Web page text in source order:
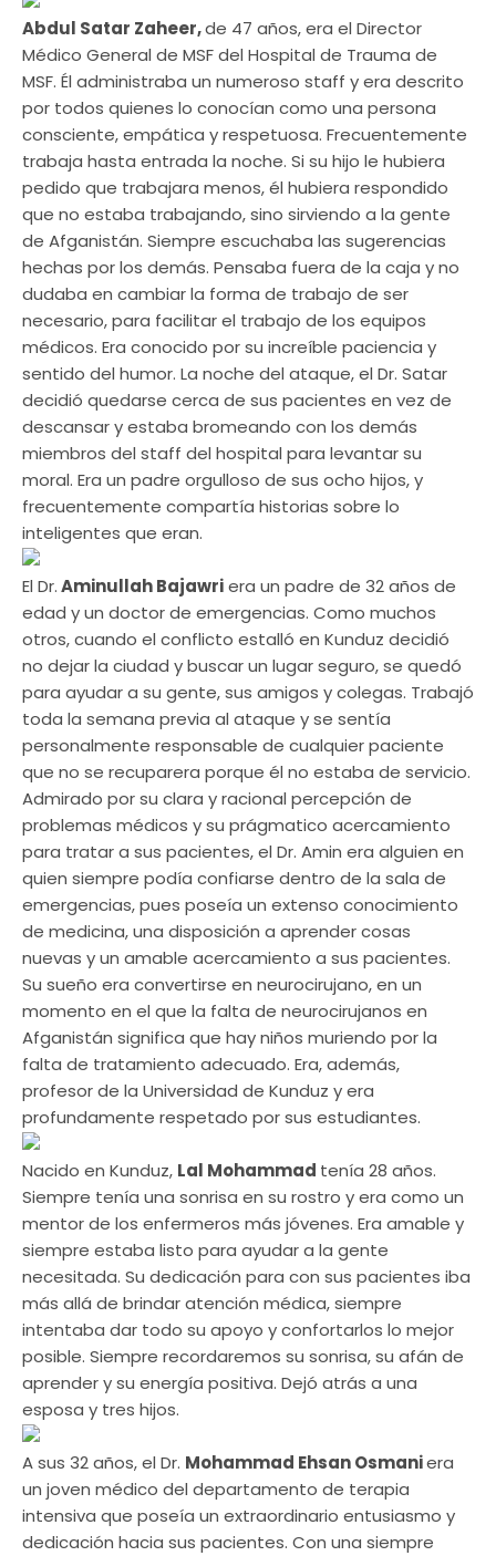
Abdul Satar Zaheer,de 47 años, era el Director
Médico General de MSF del Hospital de Trauma de
MSF. Él administraba un numeroso staff y era descrito
por todos quienes lo conocían como una persona
consciente, empática y respetuosa. Frecuentemente
trabaja hasta entrada la noche. Si su hijo le hubiera
pedido que trabajara menos, él hubiera respondido
que no estaba trabajando, sino sirviendo a la gente
de Afganistán. Siempre escuchaba las sugerencias
hechas por los demás. Pensaba fuera de la caja y no
dudaba en cambiar la forma de trabajo de ser
necesario, para facilitar el trabajo de los equipos
médicos. Era conocido por su increíble paciencia y
sentido del humor. La noche del ataque, el Dr. Satar
decidió quedarse cerca de sus pacientes en vez de
descansar y estaba bromeando con los demás
miembros del staff del hospital para levantar su
moral. Era un padre orgulloso de sus ocho hijos, y
frecuentemente compartía historias sobre lo
inteligentes que eran.
El Dr.Aminullah Bajawriera un padre de 32 años de
edad y un doctor de emergencias. Como muchos
otros, cuando el conflicto estalló en Kunduz decidió
no dejar la ciudad y buscar un lugar seguro, se quedó
para ayudar a su gente, sus amigos y colegas. Trabajó
toda la semana previa al ataque y se sentía
personalmente responsable de cualquier paciente
que no se recuparera porque él no estaba de servicio.
Admirado por su clara y racional percepción de
problemas médicos y su prágmatico acercamiento
para tratar a sus pacientes, el Dr. Amin era alguien en
quien siempre podía confiarse dentro de la sala de
emergencias, pues poseía un extenso conocimiento
de medicina, una disposición a aprender cosas
nuevas y un amable acercamiento a sus pacientes.
Su sueño era convertirse en neurocirujano, en un
momento en el que la falta de neurocirujanos en
Afganistán significa que hay niños muriendo por la
falta de tratamiento adecuado. Era, además,
profesor de la Universidad de Kunduz y era
profundamente respetado por sus estudiantes.
Nacido en Kunduz, Lal Mohammad tenía 28 años.
Siempre tenía una sonrisa en su rostro y era como un
mentor de los enfermeros más jóvenes. Era amable y
siempre estaba listo para ayudar a la gente
necesitada. Su dedicación para con sus pacientes iba
más allá de brindar atención médica, siempre
intentaba dar todo su apoyo y confortarlos lo mejor
posible. Siempre recordaremos su sonrisa, su afán de
aprender y su energía positiva. Dejó atrás a una
esposa y tres hijos.
A sus 32 años, el Dr. Mohammad Ehsan Osmaniera
un joven médico del departamento de terapia
intensiva que poseía un extraordinario entusiasmo y
dedicación hacia sus pacientes. Con una siempre